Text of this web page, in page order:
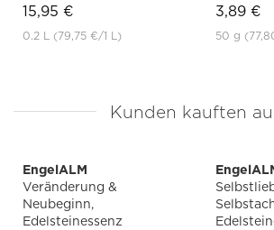
15,95 €
0.2 L (79,75 €/1 L)
3,89 €
50 g
Kunden kauften
EngelALM
Veränderung &
Neubeginn,
Edelsteinessenz